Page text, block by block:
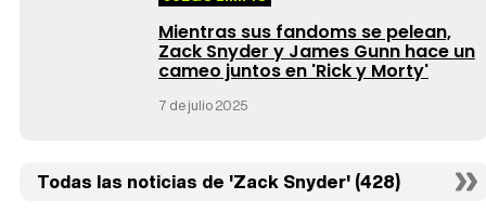
Mientras sus fandoms se pelean,
Zack Snyder y James Gunn hace un
cameo juntos en 'Rick y Morty'
7 de julio 2025
Todas las noticias de 'Zack Snyder' (428)